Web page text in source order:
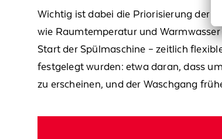
Wichtig ist dabei die Priorisierung der
wie Raumtemperatur und
Start der Spülmaschine – zeitlich
festgelegt wurden: etwa daran, dass
zu erscheinen, und der Waschgang